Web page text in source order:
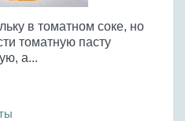
в томатном соке, но
томатную пасту
а...